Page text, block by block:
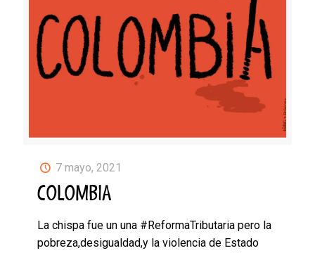
7 mayo, 2021
COLOMBIA
La chispa fue un una #ReformaTributaria pero la
pobreza,desigualdad,y la violencia de Estado